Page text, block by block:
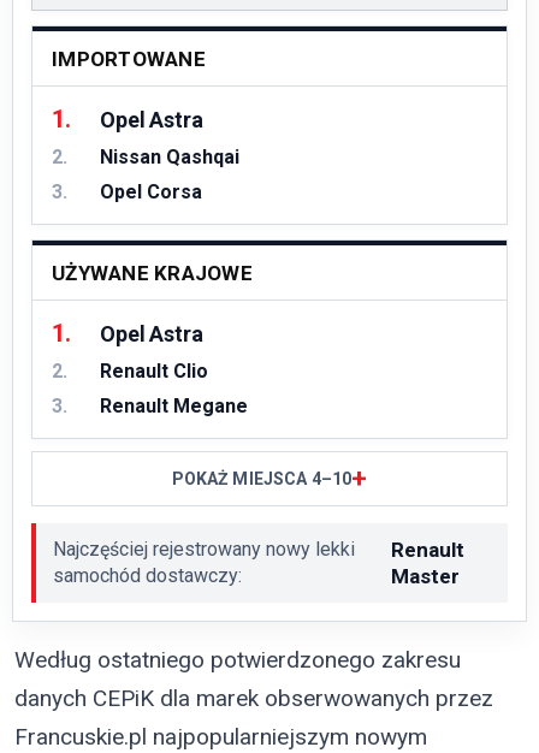
IMPORTOWANE
1. Opel Astra
2.
Nissan Qashqai
3.
Opel Corsa
UŻYWANE KRAJOWE
1. Opel Astra
2.
Renault Clio
3.
Renault Megane
POKAŻ MIEJSCA 4–10+
Najczęściej rejestrowany nowy lekki
samochód dostawczy:
Renault
Master
Według ostatniego potwierdzonego zakresu
danych CEPiK dla marek obserwowanych przez
Francuskie.pl najpopularniejszym nowym